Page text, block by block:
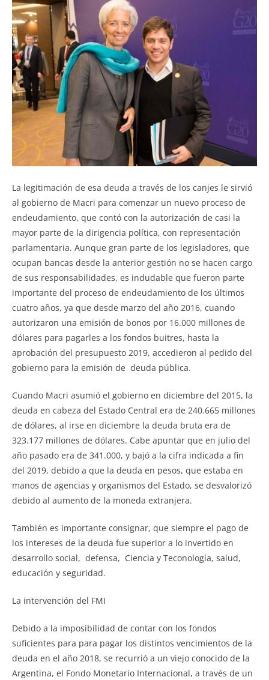
La legitimación de esa deuda a través de los canjes le sirvió
al gobierno de Macri para comenzar un nuevo proceso de
endeudamiento, que contó con la autorización de casi la
mayor parte de la dirigencia política, con representación
parlamentaria. Aunque gran parte de los legisladores, que
ocupan bancas desde la anterior gestión no se hacen cargo
de sus responsabilidades, es indudable que fueron parte
importante del proceso de endeudamiento de los últimos
cuatro años, ya que desde marzo del año 2016, cuando
autorizaron una emisión de bonos por 16.000 millones de
dólares para pagarles a los fondos buitres, hasta la
aprobación del presupuesto 2019, accedieron al pedido del
gobierno para la emisión de deuda pública.
Cuando Macri asumió el gobierno en diciembre del 2015, la
deuda en cabeza del Estado Central era de 240.665 millones
de dólares, al irse en diciembre la deuda bruta era de
323.177 millones de dólares. Cabe apuntar que en julio del
año pasado era de 341.000, y bajó a la cifra indicada a fin
del 2019, debido a que la deuda en pesos, que estaba en
manos de agencias y organismos del Estado, se desvalorizó
debido al aumento de la moneda extranjera.
También es importante consignar, que siempre el pago de
los intereses de la deuda fue superior a lo invertido en
desarrollo social, defensa, Ciencia y Teconología, salud,
educación y seguridad.
La intervención del FMI
Debido a la imposibilidad de contar con los fondos
suficientes para para pagar los distintos vencimientos de la
deuda en el año 2018, se recurrió a un viejo conocido de la
Argentina, el Fondo Monetario Internacional, a través de un